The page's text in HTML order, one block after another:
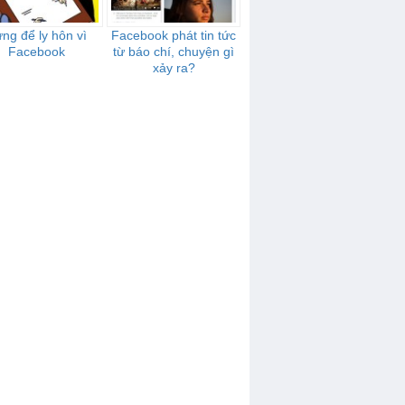
để ly hôn vì
Facebook
Facebook phát tin tức
từ báo chí, chuyện gì
xảy ra?